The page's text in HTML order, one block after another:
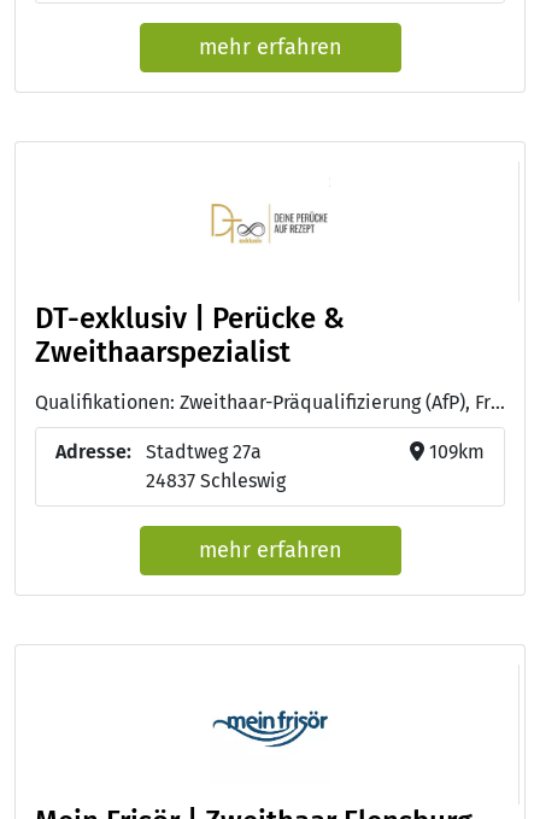
mehr erfahren
DT-exklusiv | Perücke &
Zweithaarspezialist
Qualifikationen: Zweithaar-Präqualifizierung (AfP), Friseurmeister:in
Adresse:
Stadtweg 27a
24837 Schleswig
109km
mehr erfahren